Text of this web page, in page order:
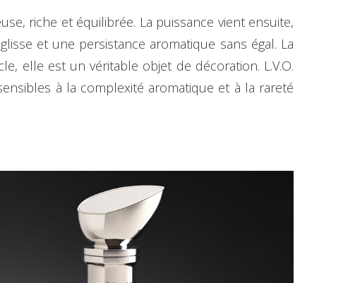
riche et équilibrée. La puissance vient ensuite,
et une persistance aromatique sans égal. La
elle est un véritable objet de décoration. L.V.O.
à la complexité aromatique et à la rareté